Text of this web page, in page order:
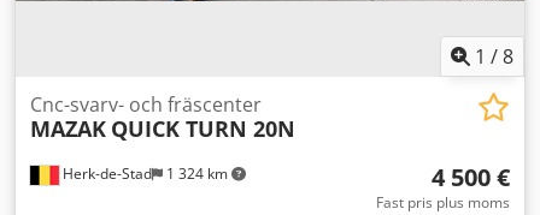
1 /8
Herk-de-Stad 1 324 km
Cnc-svarv- och fräscenter
MAZAK QUICK TURN 20N
4 500 €
Fast pris plus moms